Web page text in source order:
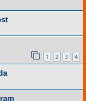
1 2 3 4